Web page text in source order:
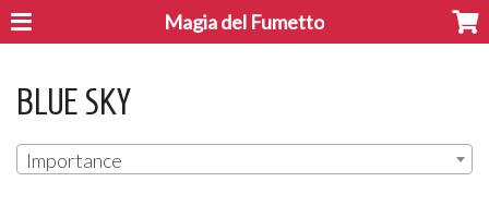
Magia del Fumetto
BLUE SKY
Importance